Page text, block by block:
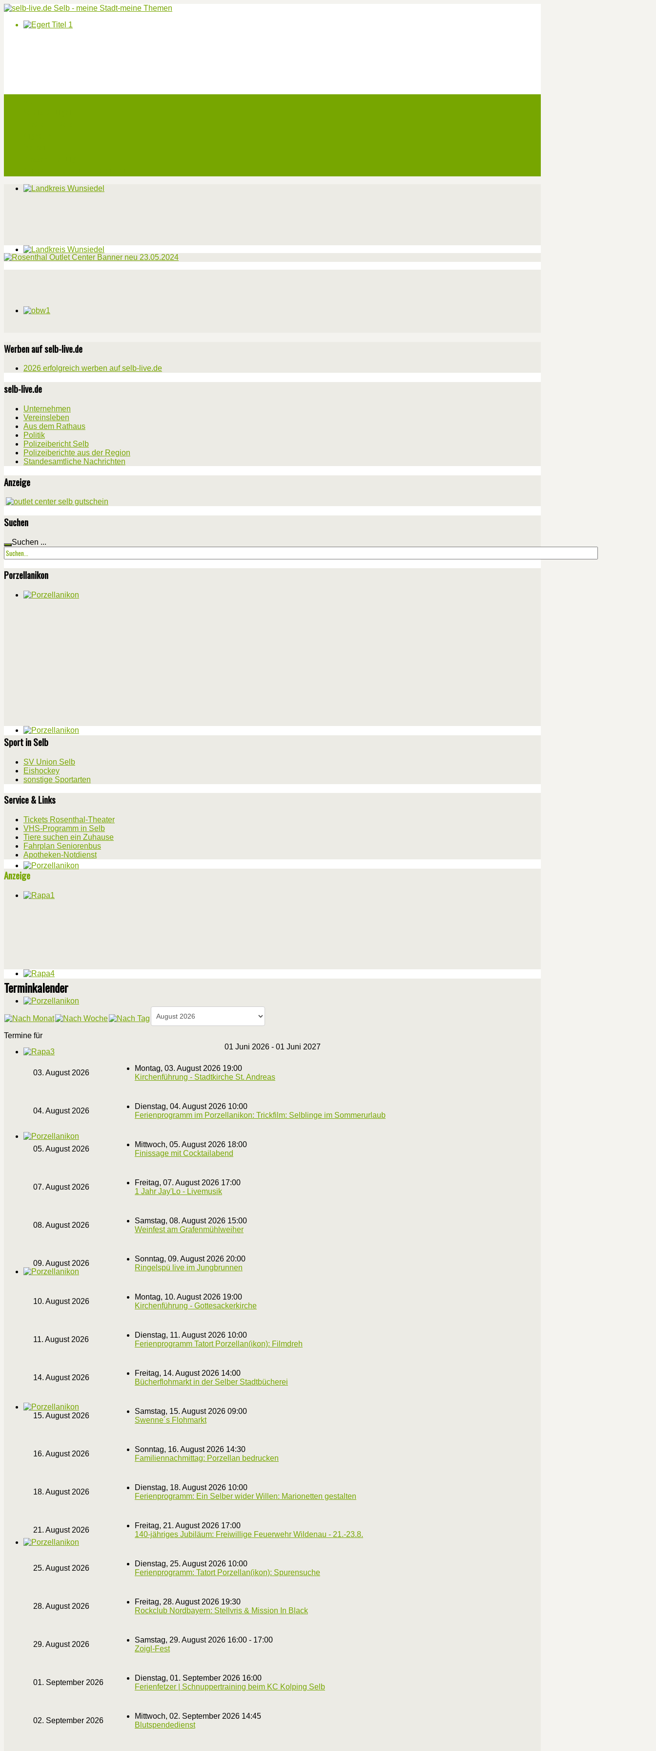
Werben auf selb-live.de
2026 erfolgreich werben auf selb-live.de
selb-live.de
Unternehmen
Vereinsleben
Aus dem Rathaus
Politik
Polizeibericht Selb
Polizeiberichte aus der Region
Standesamtliche Nachrichten
Anzeige
Suchen
Suchen ...
Porzellanikon
Sport in Selb
SV Union Selb
Eishockey
sonstige Sportarten
Service & Links
Tickets Rosenthal-Theater
VHS-Programm in Selb
Tiere suchen ein Zuhause
Fahrplan Seniorenbus
Apotheken-Notdienst
Anzeige
Terminkalender
Termine für
01 Juni 2026 - 01 Juni 2027
03. August 2026
Montag, 03. August 2026 19:00
Kirchenführung - Stadtkirche St. Andreas
04. August 2026
Dienstag, 04. August 2026 10:00
Ferienprogramm im Porzellanikon: Trickfilm: Selblinge im Sommerurlaub
05. August 2026
Mittwoch, 05. August 2026 18:00
Finissage mit Cocktailabend
07. August 2026
Freitag, 07. August 2026 17:00
1 Jahr Jay'Lo - Livemusik
08. August 2026
Samstag, 08. August 2026 15:00
Weinfest am Grafenmühlweiher
09. August 2026
Sonntag, 09. August 2026 20:00
Ringelspü live im Jungbrunnen
10. August 2026
Montag, 10. August 2026 19:00
Kirchenführung - Gottesackerkirche
11. August 2026
Dienstag, 11. August 2026 10:00
Ferienprogramm Tatort Porzellan(ikon): Filmdreh
14. August 2026
Freitag, 14. August 2026 14:00
Bücherflohmarkt in der Selber Stadtbücherei
15. August 2026
Samstag, 15. August 2026 09:00
Swenne´s Flohmarkt
16. August 2026
Sonntag, 16. August 2026 14:30
Familiennachmittag: Porzellan bedrucken
18. August 2026
Dienstag, 18. August 2026 10:00
Ferienprogramm: Ein Selber wider Willen: Marionetten gestalten
21. August 2026
Freitag, 21. August 2026 17:00
140-jähriges Jubiläum: Freiwillige Feuerwehr Wildenau - 21.-23.8.
25. August 2026
Dienstag, 25. August 2026 10:00
Ferienprogramm: Tatort Porzellan(ikon): Spurensuche
28. August 2026
Freitag, 28. August 2026 19:30
Rockclub Nordbayern: Stellvris & Mission In Black
29. August 2026
Samstag, 29. August 2026 16:00 - 17:00
Zoigl-Fest
01. September 2026
Dienstag, 01. September 2026 16:00
Ferienfetzer | Schnuppertraining beim KC Kolping Selb
02. September 2026
Mittwoch, 02. September 2026 14:45
Blutspendedienst